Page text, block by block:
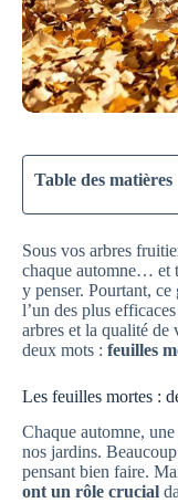
Table des matières
Sous vos arbres
chaque automne… et
y penser. Pourtant, ce
l’un des plus
arbres et la qualité de
deux mots : feuilles
Les feuilles mortes :
Chaque automne,
nos jardins. Beaucoup
pensant bien faire.
ont un rôle crucial